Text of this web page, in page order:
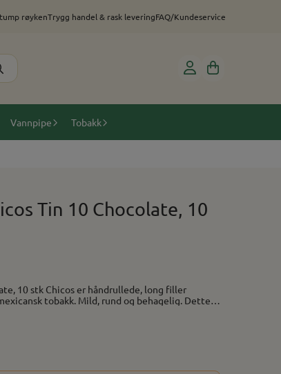
røykenTrygg handel & rask leveringFAQ/Kundeservice
Vannpipe Tobakk
Tin 10 Chocolate, 10
long filler
tobakk. Mild, rund og behagelig. Dette
cigarillos, aromaen er svært lik de